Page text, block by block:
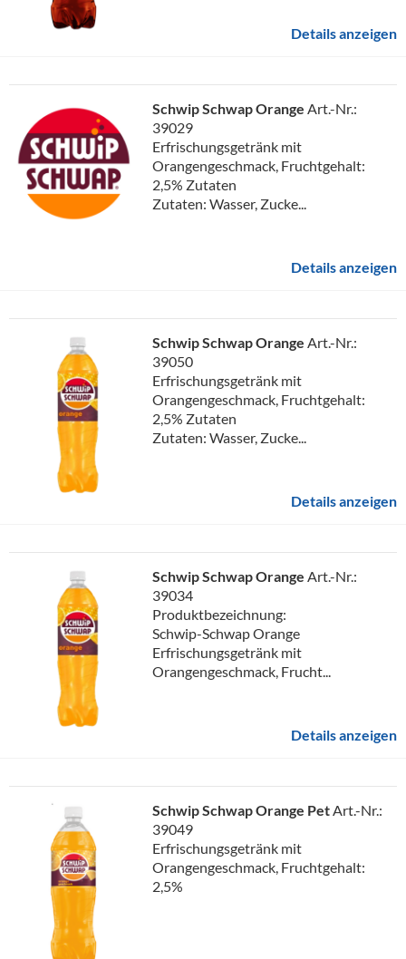
Details anzeigen
Schwip Schwap Orange Art.-Nr.:
39029
Erfrischungsgetränk mit
Orangengeschmack, Fruchtgehalt:
2,5% Zutaten
Zutaten: Wasser, Zucke...
Details anzeigen
Schwip Schwap Orange Art.-Nr.:
39050
Erfrischungsgetränk mit
Orangengeschmack, Fruchtgehalt:
2,5% Zutaten
Zutaten: Wasser, Zucke...
Details anzeigen
Schwip Schwap Orange Art.-Nr.:
39034
Produktbezeichnung:
Schwip-Schwap Orange
Erfrischungsgetränk mit
Orangengeschmack, Frucht...
Details anzeigen
Schwip Schwap Orange PetArt.-Nr.:
39049
Erfrischungsgetränk mit
Orangengeschmack, Fruchtgehalt:
2,5%